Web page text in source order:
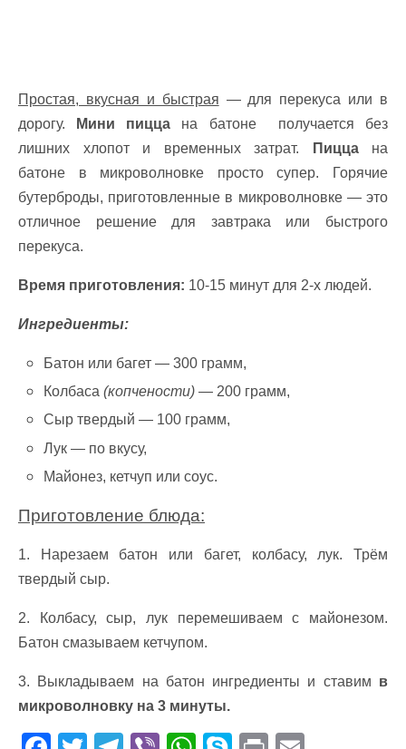
Простая, вкусная и быстрая — для перекуса или в
дорогу.
Мини пицца на батоне получается без
лишних хлопот и временных затрат.
Пиццана
батоне в микроволновке просто супер. Горячие
бутерброды, приготовленные в микроволновке — это
отличное решение для завтрака или быстрого
перекуса.
Время приготовления: 10-15 минут для 2-х людей.
Ингредиенты:
Батон или багет — 300 грамм,
Колбаса(копчености) — 200 грамм,
Сыр твердый — 100 грамм,
Лук — по вкусу,
Майонез, кетчуп или соус.
Приготовление блюда:
1. Нарезаем батон или багет, колбасу, лук. Трём
твердый сыр.
2. Колбасу, сыр, лук перемешиваем с майонезом.
Батон смазываем кетчупом.
3. Выкладываем на батон ингредиенты и ставим в
микроволновку на 3 минуты.